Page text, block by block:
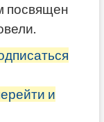
посвящен
и